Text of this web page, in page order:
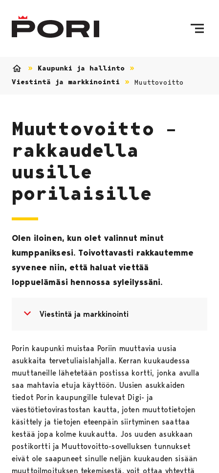
Kaupunki ja hallinto
Viestintä ja markkinointi
Muuttovoitto
Muuttovoitto –
rakkaudella
uusille
porilaisille
Olen iloinen, kun olet valinnut minut
kumppaniksesi. Toivottavasti rakkautemme
syvenee niin, että haluat viettää
loppuelämäsi hennossa syleilyssäni.
Avaa valikko
Sulje valikko
Viestintä ja markkinointi
Porin kaupunki muistaa Poriin muuttavia uusia
asukkaita tervetuliaislahjalla. Kerran kuukaudessa
muuttaneille lähetetään postissa kortti, jonka avulla
saa mahtavia etuja käyttöön. Uusien asukkaiden
tiedot Porin kaupungille tulevat Digi- ja
väestötietovirastostan kautta, joten muuttotietojen
käsittely ja tietojen eteenpäin siirtyminen saattaa
kestää jopa kolme kuukautta. Jos uuden asukkaan
postikortti ja Muuttovoitto-sovelluksen tunnukset
eivät ole saapuneet sinulle neljän kuukauden sisään
muuttoilmoituksen tekemisestä, voit ottaa yhteyttä